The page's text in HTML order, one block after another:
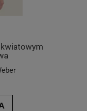
kwiatowym